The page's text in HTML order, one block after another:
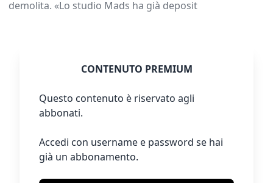
demolita. «Lo studio Mads ha già deposit
CONTENUTO PREMIUM
Questo contenuto è riservato agli
abbonati.
Accedi con username e password se hai
già un abbonamento.